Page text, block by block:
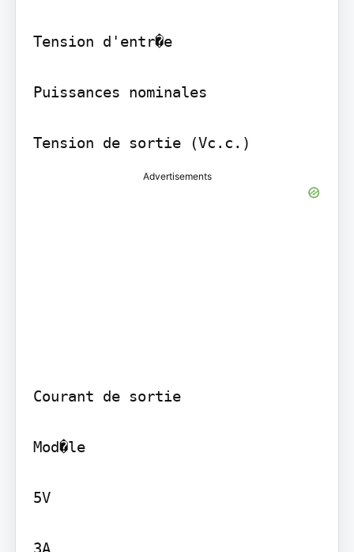
Tension d'entr�e
Puissances nominales
Advertisements
Courant de sortie
Mod�le
5V
3A